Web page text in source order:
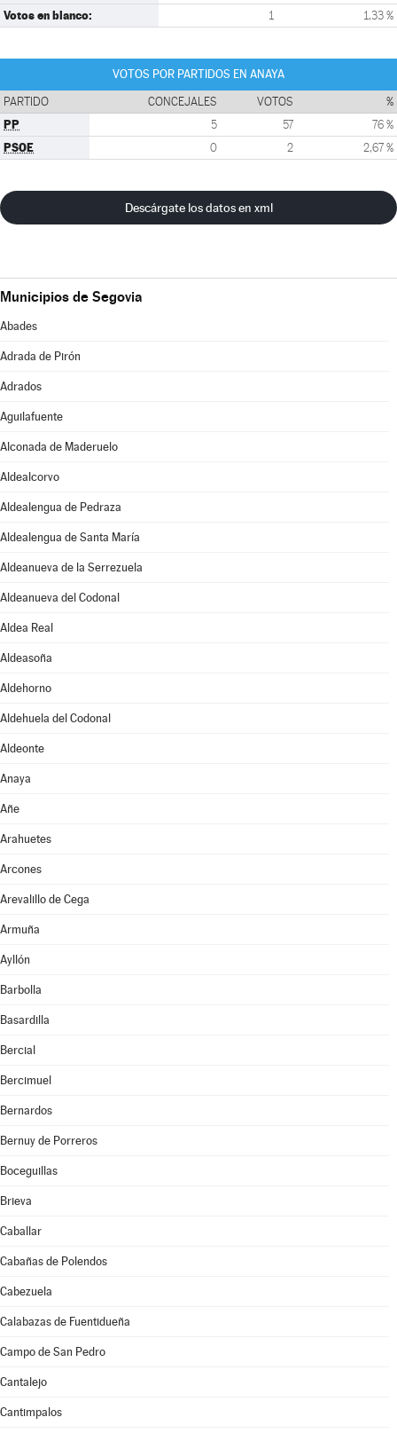
Votos en blanco: 1 1,33 %
VOTOS POR PARTIDOS EN ANAYA
PARTIDO CONCEJALES VOTOS %
PP 5 57 76 %
PSOE 0 2 2,67 %
Descárgate los datos en xml
Municipios de Segovia
Abades
Adrada de Pirón
Adrados
Aguilafuente
Alconada de Maderuelo
Aldealcorvo
Aldealengua de Pedraza
Aldealengua de Santa María
Aldeanueva de la Serrezuela
Aldeanueva del Codonal
Aldea Real
Aldeasoña
Aldehorno
Aldehuela del Codonal
Aldeonte
Anaya
Añe
Arahuetes
Arcones
Arevalillo de Cega
Armuña
Ayllón
Barbolla
Basardilla
Bercial
Bercimuel
Bernardos
Bernuy de Porreros
Boceguillas
Brieva
Caballar
Cabañas de Polendos
Cabezuela
Calabazas de Fuentidueña
Campo de San Pedro
Cantalejo
Cantimpalos